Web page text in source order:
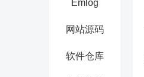
Emlog
网站源码
软件仓库